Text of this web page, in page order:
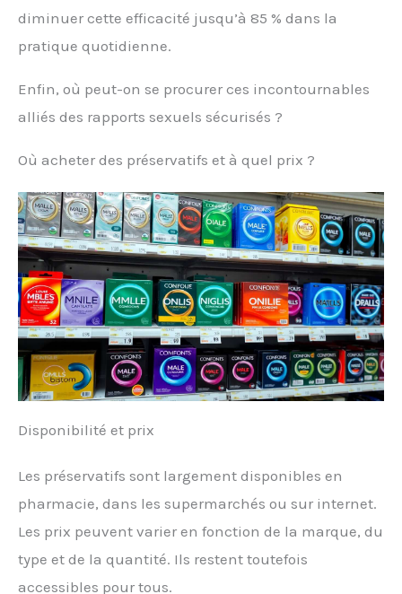
diminuer cette efficacité jusqu’à 85 % dans la
pratique quotidienne.
Enfin, où peut-on se procurer ces incontournables
alliés des rapports sexuels sécurisés ?
Où acheter des préservatifs et à quel prix ?
Disponibilité et prix
Les préservatifs sont largement disponibles en
pharmacie, dans les supermarchés ou sur internet.
Les prix peuvent varier en fonction de la marque, du
type et de la quantité. Ils restent toutefois
accessibles pour tous.